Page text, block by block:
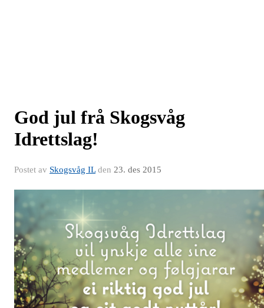
God jul frå Skogsvåg
Idrettslag!
Postet av Skogsvåg ILden 23. des 2015